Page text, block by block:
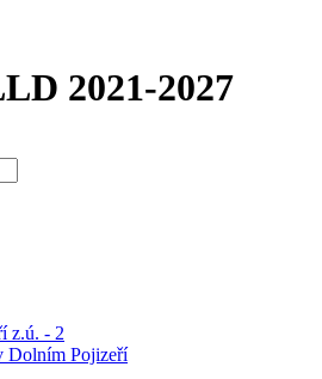
2021-2027
z.ú. - 2
Dolním Pojizeří